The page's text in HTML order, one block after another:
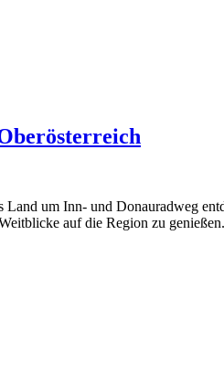
um Inn- und Donauradweg
auf die Region zu